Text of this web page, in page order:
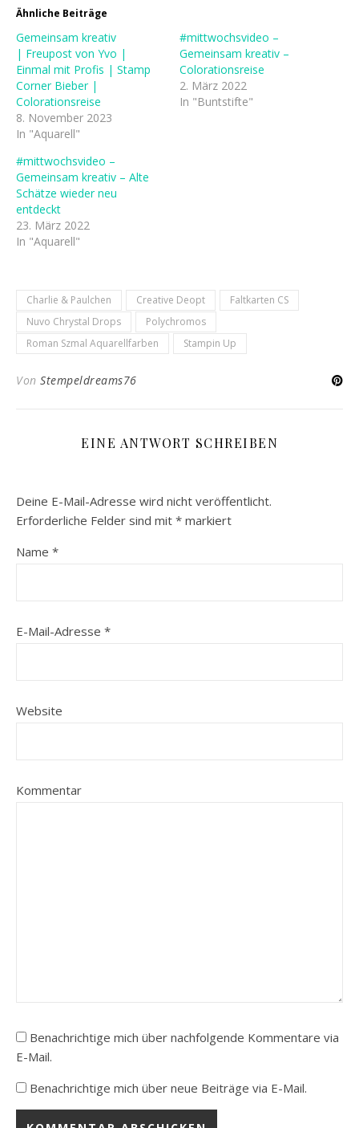
Ähnliche Beiträge
Gemeinsam kreativ
| Freupost von Yvo |
Einmal mit Profis | Stamp
Corner Bieber |
Colorationsreise
8. November 2023
In "Aquarell"
#mittwochsvideo –
Gemeinsam kreativ –
Colorationsreise
2. März 2022
In "Buntstifte"
#mittwochsvideo –
Gemeinsam kreativ – Alte
Schätze wieder neu
entdeckt
23. März 2022
In "Aquarell"
Charlie & Paulchen Creative Deopt
Faltkarten CS
Nuvo Chrystal Drops
Polychromos
Roman Szmal Aquarellfarben
Stampin Up
Von Stempeldreams76
EINE ANTWORT SCHREIBEN
Deine E-Mail-Adresse wird nicht veröffentlicht.
Erforderliche Felder sind mit * markiert
Name *
E-Mail-Adresse *
Website
Kommentar
Benachrichtige mich über nachfolgende Kommentare via
E-Mail.
Benachrichtige mich über neue Beiträge via E-Mail.